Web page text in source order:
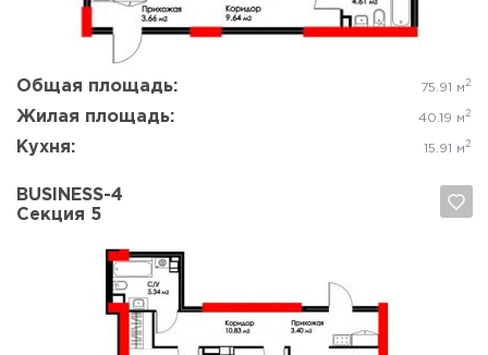
Общая площадь: 75.91 м 2
Жилая площадь: 40.19 м 2
Кухня: 15.91 м 2
BUSINESS-4
Секция 5